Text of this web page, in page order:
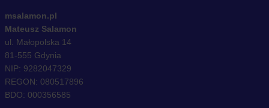
msalamon.pl
Mateusz Salamon
ul. Małopolska 14
81-555 Gdynia
NIP: 9282047329
REGON: 080517896
BDO: 000356585